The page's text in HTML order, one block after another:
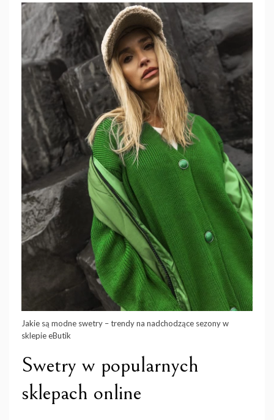
Jakie są modne swetry – trendy na nadchodzące sezony w
sklepie eButik
Swetry w popularnych
sklepach online